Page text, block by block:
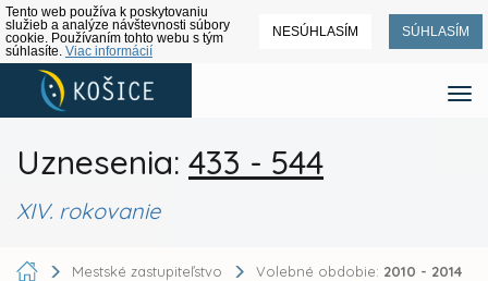
Tento web používa k poskytovaniu
služieb a analýze návštevnosti súbory
cookie. Používaním tohto webu s tým
súhlasíte. Viac informácií
NESÚHLASÍM SÚHLASÍM
Uznesenia: 433 - 544
XIV. rokovanie
Mestské zastupiteľstvo Volebné obdobie: 2010 - 2014